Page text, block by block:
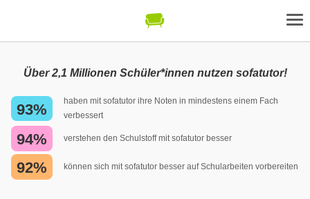
Über 2,1 Millionen Schüler*innen nutzen sofatutor!
93%
haben mit sofatutor ihre Noten in mindestens einem Fach
verbessert
94% verstehen den Schulstoff mit sofatutor besser
92% können sich mit sofatutor besser auf Schularbeiten vorbereiten